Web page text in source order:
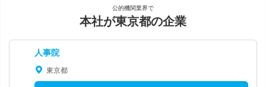
公的機関業界で
本社が東京都の企業
人事院
東京都